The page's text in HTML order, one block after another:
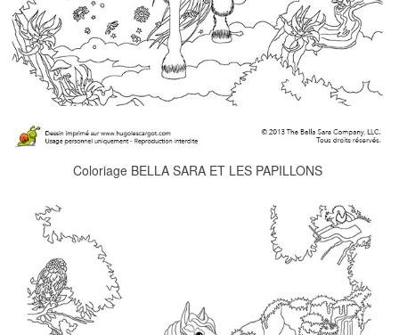
Coloriage BELLA SARA ET LES PAPILLONS